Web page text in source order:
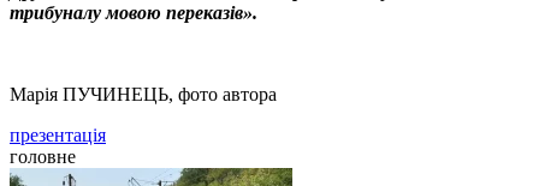
трибуналу мовою переказів».
Марія ПУЧИНЕЦЬ, фото автора
презентація
головне